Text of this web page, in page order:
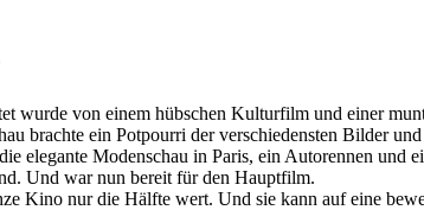
wurde von einem hübschen Kulturfilm und einer
brachte ein Potpourri der verschiedensten Bilder
elegante Modenschau in Paris, ein Autorennen
Und war nun bereit für den Hauptfilm.
Kino nur die Hälfte wert. Und sie kann auf eine